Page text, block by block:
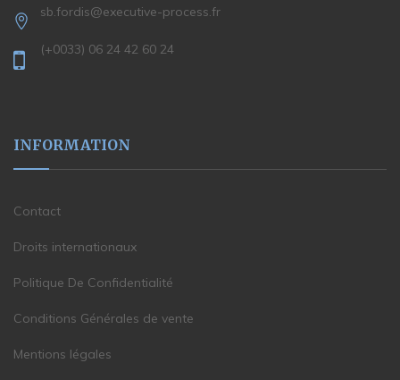
sb.fordis@executive-process.fr
(+0033) 06 24 42 60 24
INFORMATION
Contact
Droits internationaux
Politique De Confidentialité
Conditions Générales de vente
Mentions légales